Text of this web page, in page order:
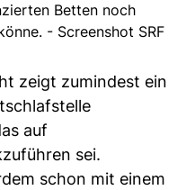
Betten noch
- Screenshot SRF
zeigt zumindest ein
auf
sei.
schon mit einem